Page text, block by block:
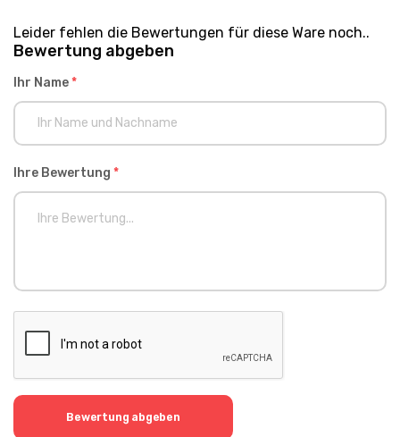
Leider fehlen die Bewertungen für diese Ware noch..
Bewertung abgeben
Ihr Name*
Ihre Bewertung *
Bewertung abgeben